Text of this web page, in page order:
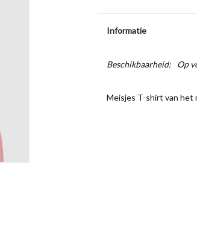
Informatie
Beschikbaarheid: Op
Meisjes T-shirt van het